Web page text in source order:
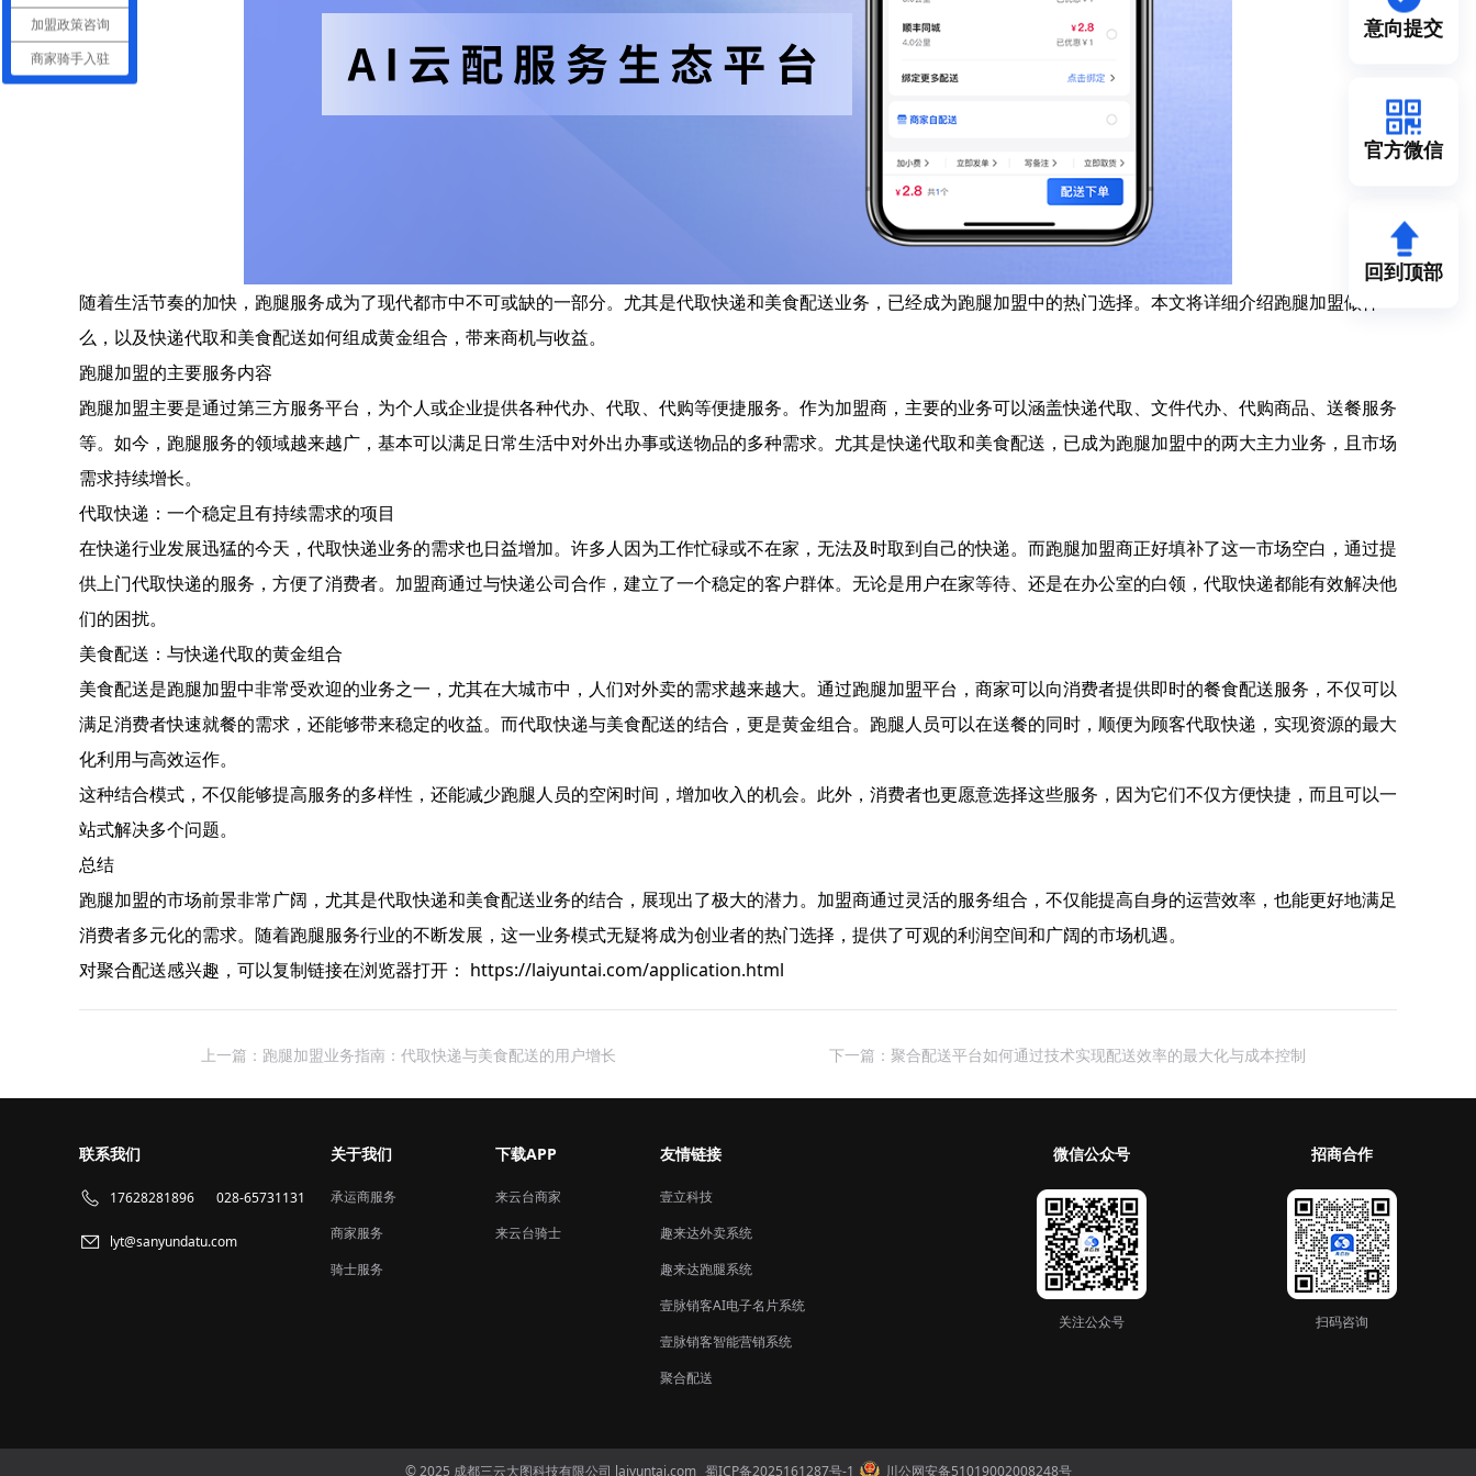
随着生活节奏的加快，跑腿服务成为了现代都市中不可或缺的一部分。尤其是代取快递和美食配送业务，已经成为跑腿加盟中的热门选择。本文将详细介绍跑腿加盟做什
么，以及快递代取和美食配送如何组成黄金组合，带来商机与收益。
跑腿加盟的主要服务内容
跑腿加盟主要是通过第三方服务平台，为个人或企业提供各种代办、代取、代购等便捷服务。作为加盟商，主要的业务可以涵盖快递代取、文件代办、代购商品、送餐服务
等。如今，跑腿服务的领域越来越广，基本可以满足日常生活中对外出办事或送物品的多种需求。尤其是快递代取和美食配送，已成为跑腿加盟中的两大主力业务，且市场
需求持续增长。
代取快递：一个稳定且有持续需求的项目
在快递行业发展迅猛的今天，代取快递业务的需求也日益增加。许多人因为工作忙碌或不在家，无法及时取到自己的快递。而跑腿加盟商正好填补了这一市场空白，通过提
供上门代取快递的服务，方便了消费者。加盟商通过与快递公司合作，建立了一个稳定的客户群体。无论是用户在家等待、还是在办公室的白领，代取快递都能有效解决他
们的困扰。
美食配送：与快递代取的黄金组合
美食配送是跑腿加盟中非常受欢迎的业务之一，尤其在大城市中，人们对外卖的需求越来越大。通过跑腿加盟平台，商家可以向消费者提供即时的餐食配送服务，不仅可以
满足消费者快速就餐的需求，还能够带来稳定的收益。而代取快递与美食配送的结合，更是黄金组合。跑腿人员可以在送餐的同时，顺便为顾客代取快递，实现资源的最大
化利用与高效运作。
这种结合模式，不仅能够提高服务的多样性，还能减少跑腿人员的空闲时间，增加收入的机会。此外，消费者也更愿意选择这些服务，因为它们不仅方便快捷，而且可以一
站式解决多个问题。
总结
跑腿加盟的市场前景非常广阔，尤其是代取快递和美食配送业务的结合，展现出了极大的潜力。加盟商通过灵活的服务组合，不仅能提高自身的运营效率，也能更好地满足
消费者多元化的需求。随着跑腿服务行业的不断发展，这一业务模式无疑将成为创业者的热门选择，提供了可观的利润空间和广阔的市场机遇。
对聚合配送感兴趣，可以复制链接在浏览器打开： https://laiyuntai.com/application.html
上一篇：跑腿加盟业务指南：代取快递与美食配送的用户增长 下一篇：聚合配送平台如何通过技术实现配送效率的最大化与成本控制
意向提交
官方微信
回到顶部
联系我们
17628281896 028-65731131
lyt@sanyundatu.com
关于我们
承运商服务
商家服务
骑士服务
下载APP
来云台商家
来云台骑士
友情链接
壹立科技
趣来达外卖系统
趣来达跑腿系统
壹脉销客AI电子名片系统
壹脉销客智能营销系统
聚合配送
微信公众号
关注公众号
招商合作
扫码咨询
© 2025 成都三云大图科技有限公司 laiyuntai.com 蜀ICP备2025161287号-1 川公网安备51019002008248号
加盟政策咨询
商家骑手入驻